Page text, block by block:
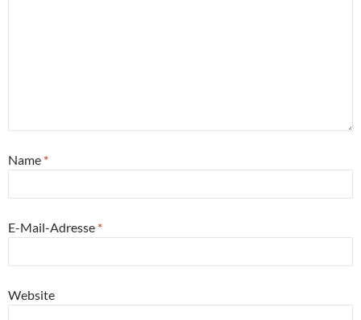
Name *
E-Mail-Adresse *
Website